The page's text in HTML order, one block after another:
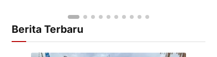
Berita Terbaru